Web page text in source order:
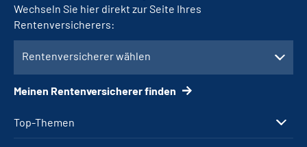
Top-Themen
Wechseln Sie hier direkt zur Seite Ihres
Rentenversicherers:
Rentenversicherer wählen
Meinen Rentenversicherer finden